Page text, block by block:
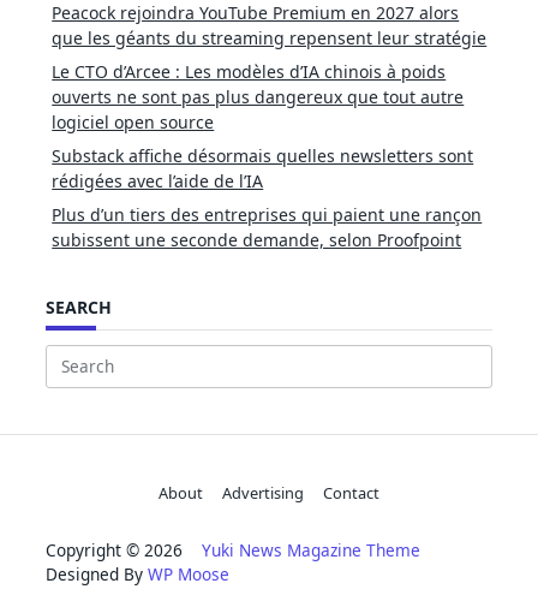
Peacock rejoindra YouTube Premium en 2027 alors
que les géants du streaming repensent leur stratégie
Le CTO d’Arcee : Les modèles d’IA chinois à poids
ouverts ne sont pas plus dangereux que tout autre
logiciel open source
Substack affiche désormais quelles newsletters sont
rédigées avec l’aide de l’IA
Plus d’un tiers des entreprises qui paient une rançon
subissent une seconde demande, selon Proofpoint
SEARCH
Search
About Advertising Contact
Copyright © 2026 Yuki News Magazine Theme
Designed By WP Moose